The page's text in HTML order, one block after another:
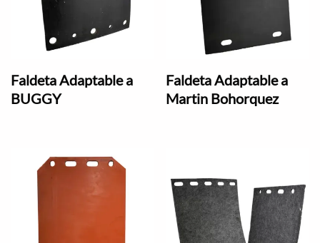
Faldeta Adaptable a
BUGGY
Faldeta Adaptable a
Martin Bohorquez